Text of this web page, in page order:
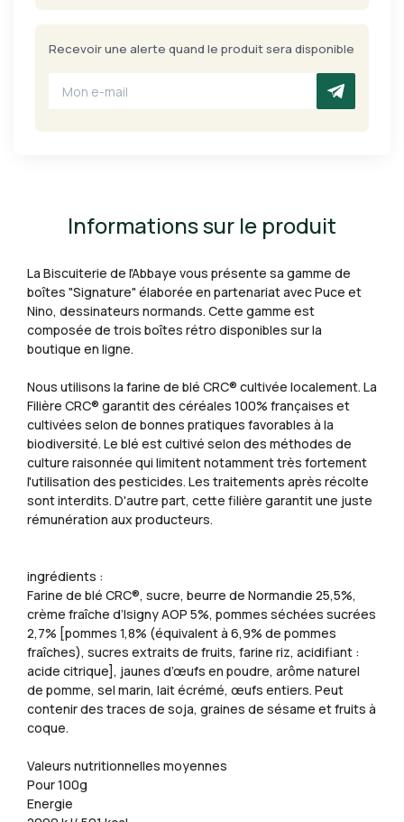
Recevoir une alerte quand le produit sera disponible
Informations sur le produit
La Biscuiterie de l'Abbaye vous présente sa gamme de
boîtes "Signature" élaborée en partenariat avec Puce et
Nino, dessinateurs normands. Cette gamme est
composée de trois boîtes rétro disponibles sur la
boutique en ligne.
Nous utilisons la farine de blé CRC® cultivée localement. La
Filière CRC® garantit des céréales 100% françaises et
cultivées selon de bonnes pratiques favorables à la
biodiversité. Le blé est cultivé selon des méthodes de
culture raisonnée qui limitent notamment très fortement
l'utilisation des pesticides. Les traitements après récolte
sont interdits. D'autre part, cette filière garantit une juste
rémunération aux producteurs.
ingrédients :
Farine de blé CRC®, sucre, beurre de Normandie 25,5%,
crème fraîche d’Isigny AOP 5%, pommes séchées sucrées
2,7% [pommes 1,8% (équivalent à 6,9% de pommes
fraîches), sucres extraits de fruits, farine riz, acidifiant :
acide citrique], jaunes d’œufs en poudre, arôme naturel
de pomme, sel marin, lait écrémé, œufs entiers. Peut
contenir des traces de soja, graines de sésame et fruits à
coque.
Valeurs nutritionnelles moyennes
Pour 100g
Energie